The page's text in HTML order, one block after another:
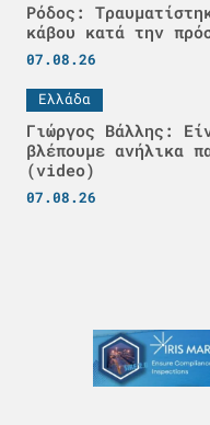
Ρόδος:
κάβου κατά την
07.08.26
Ελλάδα
Γιώργος Βάλλης:
βλέπουμε ανήλικα
(video)
07.08.26